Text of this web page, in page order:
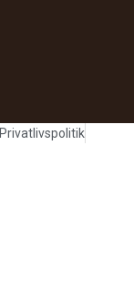
Privatlivspolitik